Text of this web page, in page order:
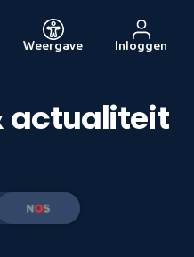
Weergave Inloggen
actualiteit
Naam
van